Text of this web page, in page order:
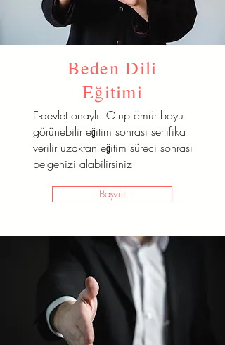
Beden Dili
Eğitimi
E-devlet onaylı Olup ömür boyu
görünebilir eğitim sonrası sertifika
verilir uzaktan eğitim süreci sonrası
belgenizi alabilirsiniz
Başvur